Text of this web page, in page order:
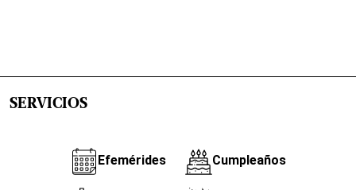
SERVICIOS
Efemérides Cumpleaños